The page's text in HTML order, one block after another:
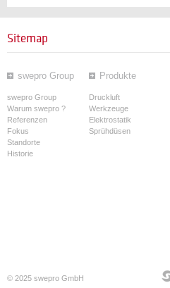
Sitemap
swepro Group
swepro Group
Warum swepro ?
Referenzen
Fokus
Standorte
Historie
Produkte
Druckluft
Werkzeuge
Elektrostatik
Sprühdüsen
© 2025 swepro GmbH